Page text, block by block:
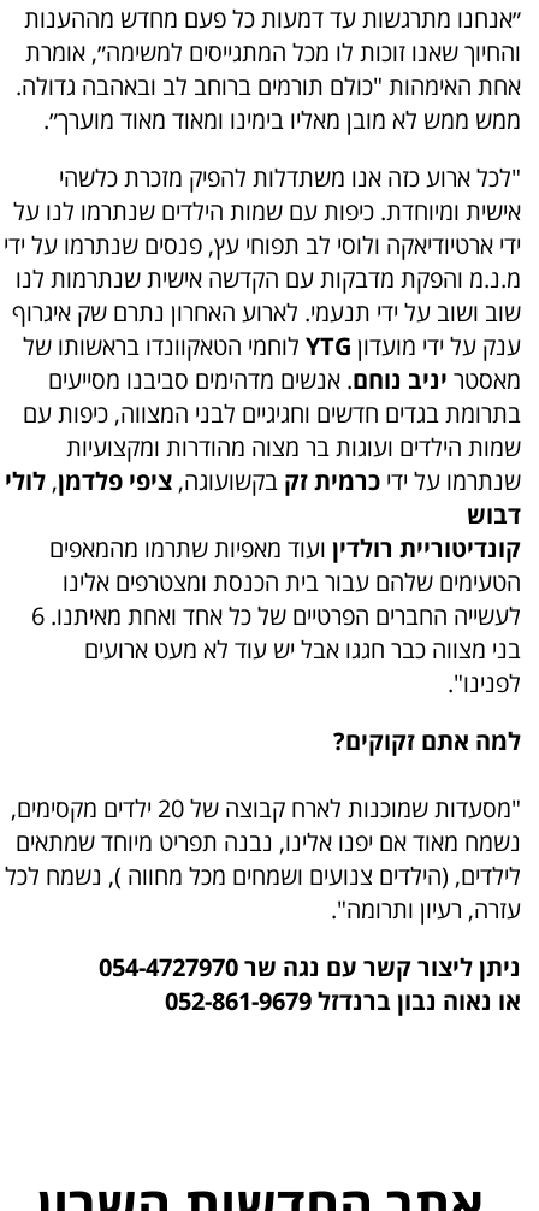
״אנחנו מתרגשות עד דמעות כל פעם מחדש מההענות
והחיוך שאנו זוכות לו מכל המתגייסים למשימה״, אומרת
אחת האימהות "כולם תורמים ברוחב לב ובאהבה גדולה.
ממש ממש לא מובן מאליו בימינו ומאוד מאוד מוערך״.
"לכל ארוע כזה אנו משתדלות להפיק מזכרת כלשהי
אישית ומיוחדת. כיפות עם שמות הילדים שנתרמו לנו על
ידי ארטיודיאקה ולוסי לב תפוחי עץ, פנסים שנתרמו על ידי
מ.נ.מ והפקת מדבקות עם הקדשה אישית שנתרמות לנו
שוב ושוב על ידי תנעמי. לארוע האחרון נתרם שק איגרוף
ענק על ידי מועדון
לוחמי הטאקוונדו בראשותו של
מאסטר יניב נוחם. אנשים מדהימים סביבנו מסייעים
בתרומת בגדים חדשים וחגיגיים לבני המצווה, כיפות עם
שמות הילדים ועוגות בר מצוה מהודרות ומקצועיות
שנתרמו על ידי כרמית זק בקשועוגה, ציפי פלדמן, לולי
דבוש
קונדיטוריית רולדין ועוד מאפיות שתרמו מהמאפים
הטעימים שלהם עבור בית הכנסת ומצטרפים אלינו
לעשייה החברים הפרטיים של כל אחד ואחת מאיתנו. 6
בני מצווה כבר חגגו אבל יש עוד לא מעט ארועים
לפנינו".
למה אתם זקוקים?
"מסעדות שמוכנות לארח קבוצה של 20 ילדים מקסימים,
נשמח מאוד אם יפנו אלינו, נבנה תפריט מיוחד שמתאים
לילדים, (הילדים צנועים ושמחים מכל מחווה ), נשמח לכל
עזרה, רעיון ותרומה".
ניתן ליצור קשר עם נגה שר 054-4727970
או נאוה נבון ברנדזל 052-861-9679